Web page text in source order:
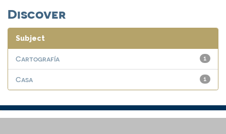
Discover
Subject
1
Cartografía
1
Casa